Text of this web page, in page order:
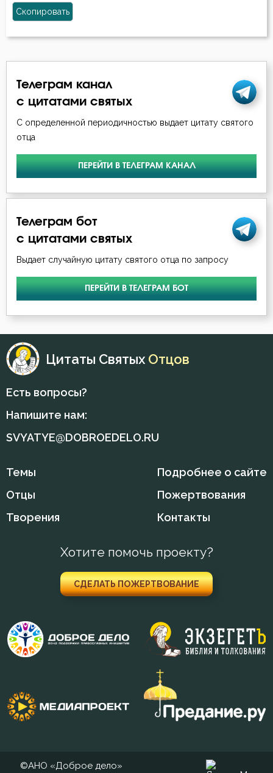
Скопировать
Телеграм канал
с цитатами святых
С определенной периодичностью выдает цитату святого
отца
ПЕРЕЙТИ В ТЕЛЕГРАМ КАНАЛ
Телеграм бот
с цитатами святых
Выдает случайную цитату святого отца по запросу
ПЕРЕЙТИ В ТЕЛЕГРАМ БОТ
Цитаты Святых Отцов
Есть вопросы?
Напишите нам:
SVYATYE@DOBROEDELO.RU
Темы
Отцы
Творения
Подробнее о сайте
Пожертвования
Контакты
Хотите помочь проекту?
СДЕЛАТЬ ПОЖЕРТВОВАНИЕ
©АНО «Доброе дело»